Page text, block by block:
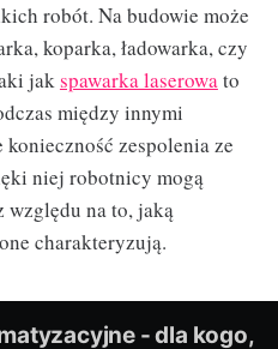
robót. Na budowie może
koparka, ładowarka, czy
jakspawarka laserowato
między innymi
zespolenia ze
niej robotnicy mogą
względu na to, jaką
charakteryzują.
- dla kogo,